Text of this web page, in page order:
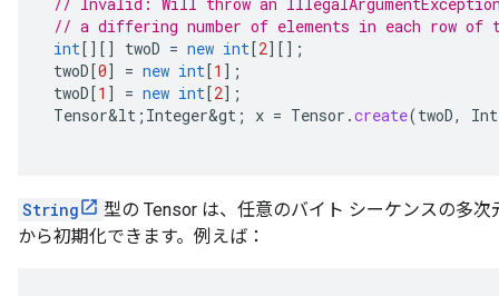
// a differing number of elements in each row of
int[][] twoD = new int[2][] ;
twoD[0] = new int[1 ] ;
twoD[1 ] = new int[2] ;
Tensor&lt ; Integer&gt ; x = Tensor .create(twoD,
String
型の Tensor は、任意のバイト シーケンスの多
から初期化できます。例えば：